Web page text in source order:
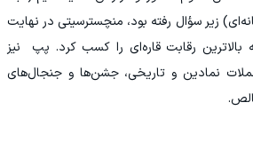
زیر سؤال رفته بود، منچسترسیتی در نهایت
رقابت قاره‌ای را کسب کرد. پپ نیز
نمادین و تاریخی، جشن‌ها و جنجال‌های